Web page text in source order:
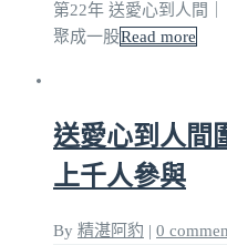
第22年 送愛心到人間
聚成一股Read more
送愛心到人間
上千人參與
By 精湛阿豹 | 0